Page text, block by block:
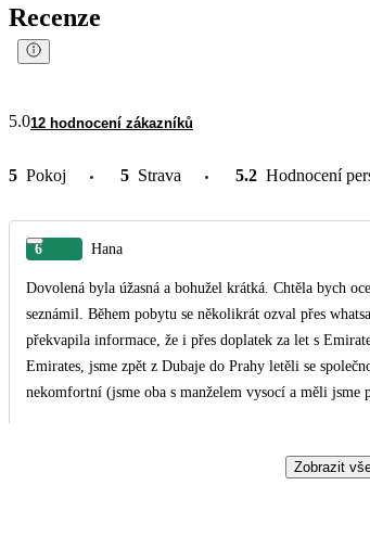
Recenze
5.012 hodnocení zákazníků
5 Pokoj 5 Strava 5.2 Hodnocení
6 Hana
Dovolená byla úžasná a bohužel krátká. Chtěla bych ocenit delegáta p. Koníčka, který nás vyzvedl na letišti a se vším nás po příjezdu
seznámil. Během pobytu se několikrát ozval přes whatsaap, aby se ujistil , že nic nepotřebujeme. Velmi nemile nás před odjezdem
překvapila informace, že i přes doplatek za let s Emirates poletíme zpět s jinou leteckou společností. I přes nemalý doplatek za let s
Emirates, jsme zpět z Dubaje do Prahy letěli se
nekomfortní (jsme oba s manželem vysocí a měli jsme problém s místem na
Zobrazit